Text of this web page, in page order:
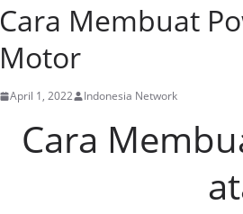
Cara Membuat
Motor
April 1, 2022 Indonesia Network
Cara